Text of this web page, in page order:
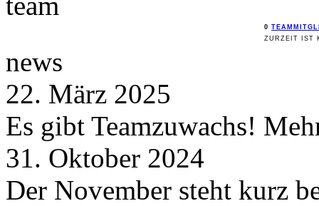
0
ZURZEIT IST
news
22. März 2025
Es gibt Teamzuwachs!
31. Oktober 2024
Der November steht kurz